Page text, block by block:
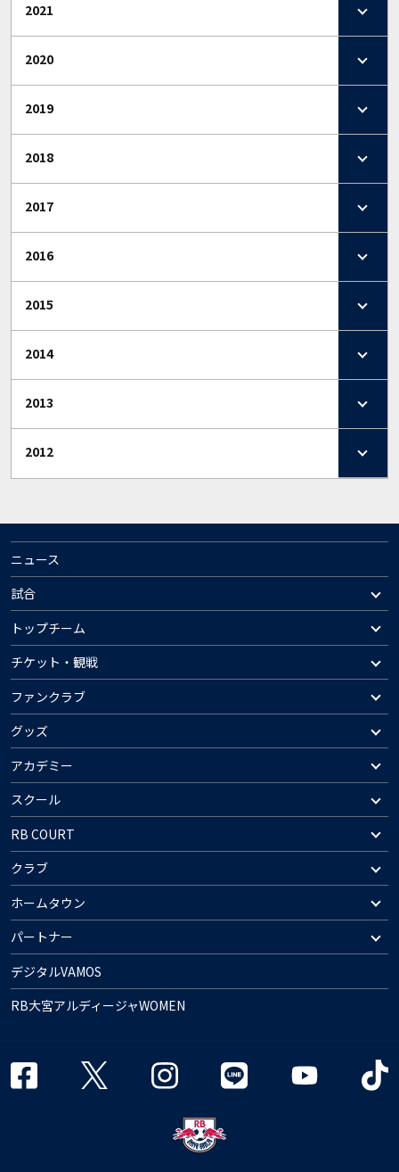
2021
2020
2019
2018
2017
2016
2015
2014
2013
2012
ニュース
試合
トップチーム
チケット・観戦
ファンクラブ
グッズ
アカデミー
スクール
RB COURT
クラブ
ホームタウン
パートナー
デジタルVAMOS
RB大宮アルディージャWOMEN